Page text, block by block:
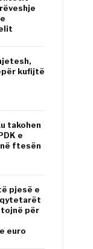
kufijtë
takohen
e
ftesën
pjesë e
qytetarët
për
euro